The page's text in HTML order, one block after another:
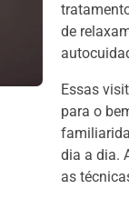
de
Essas
para o
dia a dia.
as